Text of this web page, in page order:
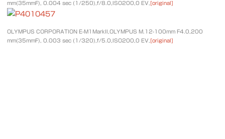
mm(35mmF), 0.004 sec (1/250),f/8.0,ISO200,0 EV, [original]
OLYMPUS CORPORATION E-M1MarkII,OLYMPUS M.12-100mm F4.0,200
mm(35mmF), 0.003 sec (1/320),f/5.0,ISO200,0 EV, [original]